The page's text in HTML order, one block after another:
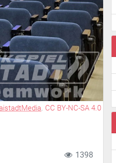
. CC BY-NC-SA 4.0
1398